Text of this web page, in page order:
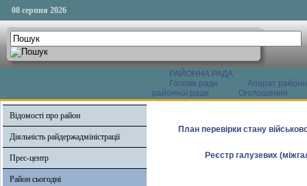
08 серпня 2026
РАЙОННА РАДА
Голова ради
Апарат
районної ради
Оголошення
Відомості про район
Діяльність райдержадміністрації
Прес-центр
Район сьогодні
План перевірки стану
Реєстр галузевих